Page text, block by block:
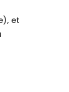
et